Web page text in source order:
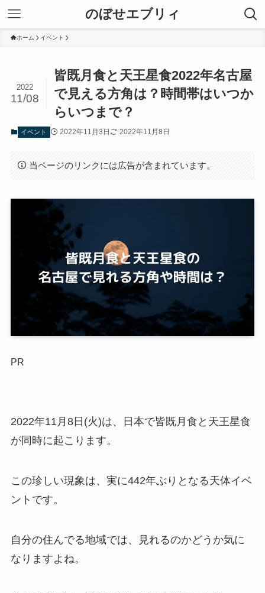
のぼせエブリィ
ホーム イベント
皆既月食と天王星食2022年名古屋
で見える方角は？時間帯はいつか
らいつまで？
2022
11/08
イベント 2022年11月3日 2022年11月8日
当ページのリンクには広告が含まれています。
PR
2022年11月8日(火)は、日本で皆既月食と天王星食
が同時に起こります。
この珍しい現象は、実に442年ぶりとなる天体イベ
ントです。
自分の住んでる地域では、見れるのかどうか気に
なりますよね。